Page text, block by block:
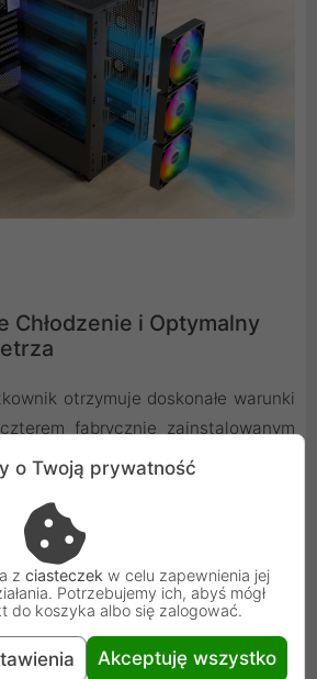
Chłodzenie i Optymalny
otrzymuje doskonałe warunki
fabrycznie zainstalowanym
ARGB PWM (trzy z przodu i jeden z
chłodzenia, w tym montaż
oraz radiatorów chłodzenia
i z tyłu.
o Twoją prywatność
z ciasteczek w celu zapewnienia jej
Potrzebujemy ich, abyś mógł
do koszyka albo się zalogować.
Akceptuję wszystko